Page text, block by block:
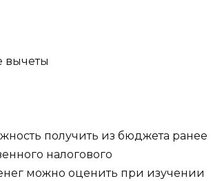
вычеты
получить из бюджета ранее
налогового
можно оценить при изучении